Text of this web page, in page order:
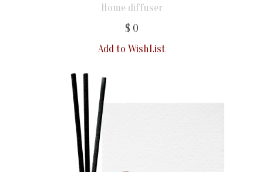
Home diffuser
$ 0
Add to WishList